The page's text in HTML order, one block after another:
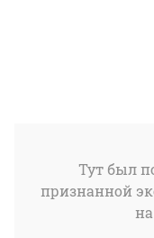
Тут был
признанной